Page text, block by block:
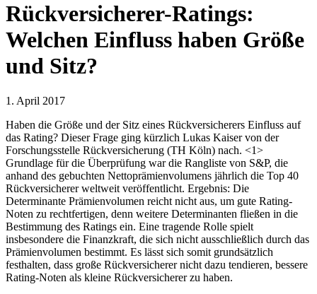
Rückversicherer-Ratings:
Welchen Einfluss haben Größe
und Sitz?
1. April 2017
Haben die Größe und der Sitz eines Rückversicherers Einfluss auf
das Rating? Dieser Frage ging kürzlich Lukas Kaiser von der
Forschungsstelle Rückversicherung (TH Köln) nach. <1>
Grundlage für die Überprüfung war die Rangliste von S&P, die
anhand des gebuchten Nettoprämienvolumens jährlich die Top 40
Rückversicherer weltweit veröffentlicht. Ergebnis: Die
Determinante Prämienvolumen reicht nicht aus, um gute Rating-
Noten zu rechtfertigen, denn weitere Determinanten fließen in die
Bestimmung des Ratings ein. Eine tragende Rolle spielt
insbesondere die Finanzkraft, die sich nicht ausschließlich durch das
Prämienvolumen bestimmt. Es lässt sich somit grundsätzlich
festhalten, dass große Rückversicherer nicht dazu tendieren, bessere
Rating-Noten als kleine Rückversicherer zu haben.